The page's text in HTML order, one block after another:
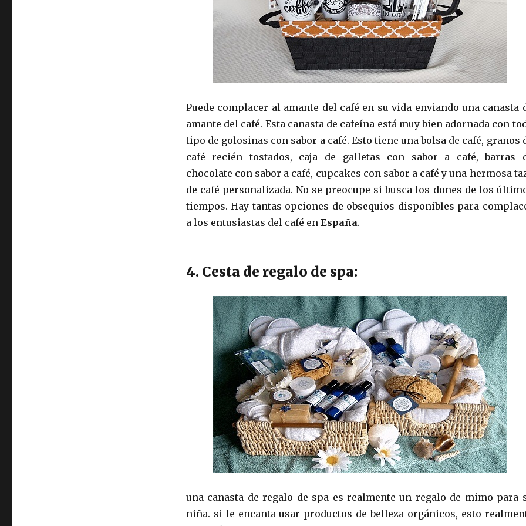
Puede complacer al amante del café en su vida enviando una canasta
amante del café. Esta canasta de cafeína está muy bien adornada con
tipo de golosinas con sabor a café. Esto tiene una bolsa de café, granos
café recién tostados, caja de galletas con sabor a café, barras
chocolate con sabor a café, cupcakes con sabor a café y una hermosa
de café personalizada. No se preocupe si busca los dones de los
tiempos. Hay tantas opciones de obsequios disponibles para
a los entusiastas del café en España.
4. Cesta de regalo de spa:
una canasta de regalo de spa es realmente un regalo de mimo para
niña. si le encanta usar productos de belleza orgánicos, esto